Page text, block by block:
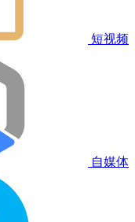
短视频
自媒体